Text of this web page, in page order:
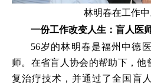
林明春在工作
一份工作改变人生：盲人医
56岁的林明春是福州中德
师。在省盲人协会的帮助下，他
复治疗技术，并通过了全国盲